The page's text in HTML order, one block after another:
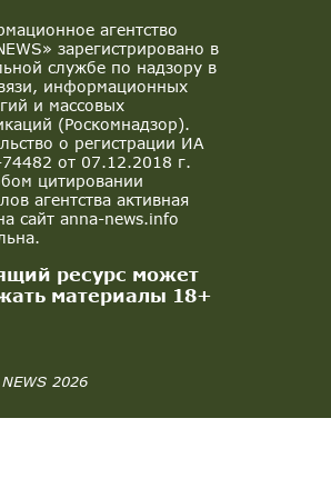
агентство
зарегистрировано в
службе по надзору в
информационных
и массовых
(Роскомнадзор).
о регистрации ИА
от 07.12.2018 г.
цитировании
агентства активная
сайт anna-news.info
ресурс может
материалы 18+
2026